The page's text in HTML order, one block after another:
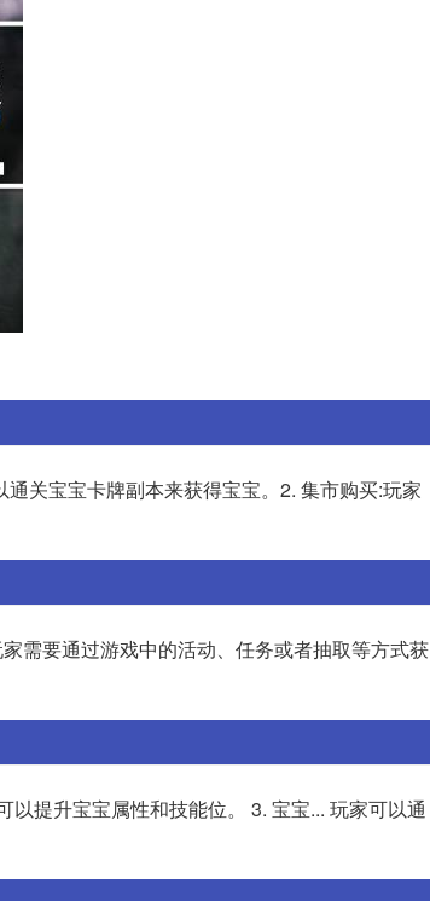
关宝宝卡牌副本来获得宝宝。2. 集市购买:玩家
需要通过游戏中的活动、任务或者抽取等方式获
提升宝宝属性和技能位。 3. 宝宝... 玩家可以通